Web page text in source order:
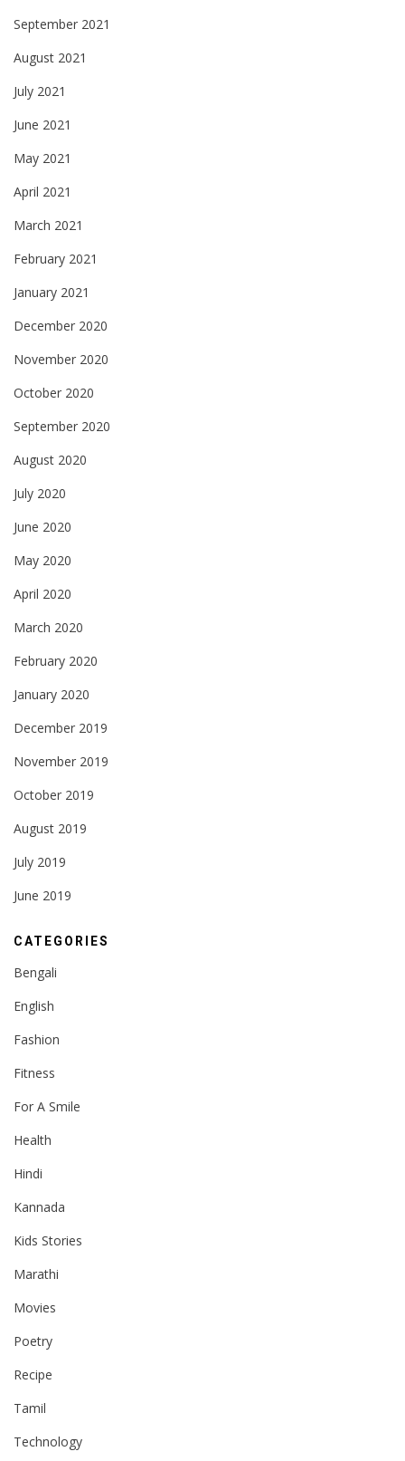
September 2021
August 2021
July 2021
June 2021
May 2021
April 2021
March 2021
February 2021
January 2021
December 2020
November 2020
October 2020
September 2020
August 2020
July 2020
June 2020
May 2020
April 2020
March 2020
February 2020
January 2020
December 2019
November 2019
October 2019
August 2019
July 2019
June 2019
CATEGORIES
Bengali
English
Fashion
Fitness
For A Smile
Health
Hindi
Kannada
Kids Stories
Marathi
Movies
Poetry
Recipe
Tamil
Technology